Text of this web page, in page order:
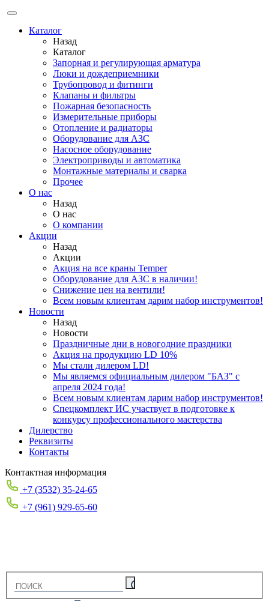
Каталог
Назад
Каталог
Запорная и регулирующая арматура
Люки и дождеприемники
Трубопровод и фитинги
Клапаны и фильтры
Пожарная безопасность
Измерительные приборы
Отопление и радиаторы
Оборудование для АЗС
Насосное оборудование
Электроприводы и автоматика
Монтажные материалы и сварка
Прочее
О нас
Назад
О нас
О компании
Акции
Назад
Акции
Акция на все краны Temper
Оборудование для АЗС в наличии!
Снижение цен на вентили!
Всем новым клиентам дарим набор инструментов!
Новости
Назад
Новости
Праздничные дни в новогодние праздники
Акция на продукцию LD 10%
Мы стали дилером LD!
Мы являемся официальным дилером "БАЗ" с
апреля 2024 года!
Всем новым клиентам дарим набор инструментов!
Спецкомплект ИС участвует в подготовке к
конкурсу профессионального мастерства
Дилерство
Реквизиты
Контакты
Контактная информация
+7 (3532) 35-24-65
+7 (961) 929-65-60